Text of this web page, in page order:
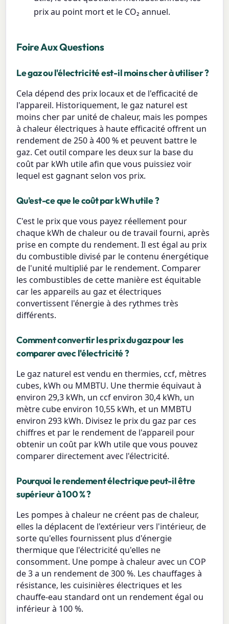
prix au point mort et le CO₂ annuel.
Foire Aux Questions
Le gaz ou l'électricité est-il moins cher à utiliser ?
Cela dépend des prix locaux et de l'efficacité de
l'appareil. Historiquement, le gaz naturel est
moins cher par unité de chaleur, mais les pompes
à chaleur électriques à haute efficacité offrent un
rendement de 250 à 400 % et peuvent battre le
gaz. Cet outil compare les deux sur la base du
coût par kWh utile afin que vous puissiez voir
lequel est gagnant selon vos prix.
Qu'est-ce que le coût par kWh utile ?
C'est le prix que vous payez réellement pour
chaque kWh de chaleur ou de travail fourni, après
prise en compte du rendement. Il est égal au prix
du combustible divisé par le contenu énergétique
de l'unité multiplié par le rendement. Comparer
les combustibles de cette manière est équitable
car les appareils au gaz et électriques
convertissent l'énergie à des rythmes très
différents.
Comment convertir les prix du gaz pour les
comparer avec l'électricité ?
Le gaz naturel est vendu en thermies, ccf, mètres
cubes, kWh ou MMBTU. Une thermie équivaut à
environ 29,3 kWh, un ccf environ 30,4 kWh, un
mètre cube environ 10,55 kWh, et un MMBTU
environ 293 kWh. Divisez le prix du gaz par ces
chiffres et par le rendement de l'appareil pour
obtenir un coût par kWh utile que vous pouvez
comparer directement avec l'électricité.
Pourquoi le rendement électrique peut-il être
supérieur à 100 % ?
Les pompes à chaleur ne créent pas de chaleur,
elles la déplacent de l'extérieur vers l'intérieur, de
sorte qu'elles fournissent plus d'énergie
thermique que l'électricité qu'elles ne
consomment. Une pompe à chaleur avec un COP
de 3 a un rendement de 300 %. Les chauffages à
résistance, les cuisinières électriques et les
chauffe-eau standard ont un rendement égal ou
inférieur à 100 %.